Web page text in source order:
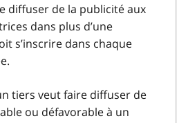
diffuser de la publicité aux
dans plus d’une
s’inscrire dans chaque
tiers veut faire diffuser de
ou défavorable à un